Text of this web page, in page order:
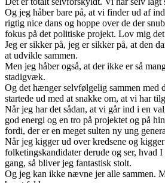
Og jeg håber bare på, at vi finder ud af
rigtig nice dans og hoppe over de der
fokus på det politiske projekt. Lov mig
Jeg er sikker på, jeg er sikker på, at den
at udvikle sammen.
Men jeg håber også, at der ikke er så
stadigvæk.
Og det hænger selvfølgelig sammen med
startede ud med at snakke om, at vi har
Når jeg har det sådan, at vi går ind i en
god energi og en tro på projektet og på
fordi, der er en meget sulten ny ung
Når jeg kigger ud over kredsene og
folketingskandidater derude og ser, hvad
gang, så bliver jeg fantastisk stolt.
Og jeg kan ikke nævne jer alle sammen.